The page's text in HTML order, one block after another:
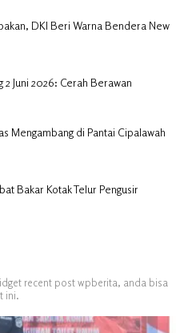
DKI Beri Warna Bendera New
2 Juni 2026: Cerah Berawan
Mengambang di Pantai Cipalawah
Bakar Kotak Telur Pengusir
recent post wpberita, anda bisa
ini.